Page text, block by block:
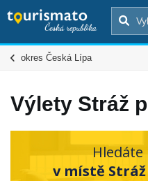
okres Česká Lípa
Výlety Stráž
v místě